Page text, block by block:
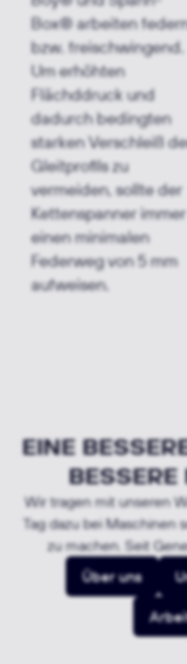
Box® arbeiten
bzw. freischwingend.
Um erhöhten
Flächddruck und
dadurch bedingten
starken Verschleiß
Gleitprofils zu
vermeiden, sollte der
Kettenspanner immer
einen minimalen
Federweg von 5 mm
aufweisen.
EINE
Wir tragen mit unseren
Tag dazu bei Maschinen
zu machen. Seit
Über uns